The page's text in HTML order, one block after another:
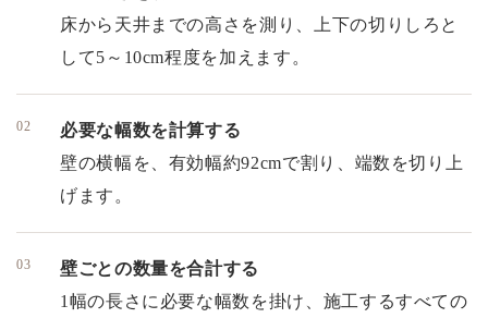
床から天井までの高さを測り、上下の切りしろと
して5～10cm程度を加えます。
必要な幅数を計算する
壁の横幅を、有効幅約92cmで割り、端数を切り上
げます。
壁ごとの数量を合計する
1幅の長さに必要な幅数を掛け、施工するすべての